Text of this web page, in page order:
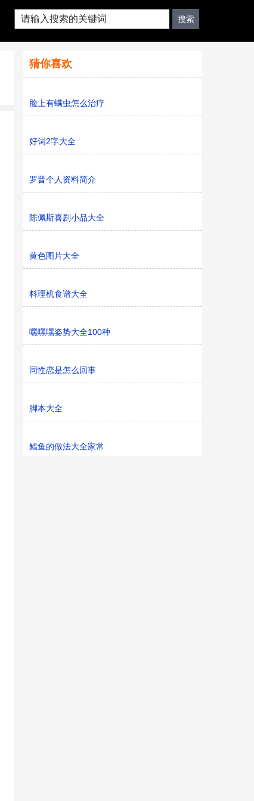
猜你喜欢
脸上有螨虫怎么治疗
好词2字大全
罗晋个人资料简介
陈佩斯喜剧小品大全
黄色图片大全
料理机食谱大全
嘿嘿嘿姿势大全100种
同性恋是怎么回事
脚本大全
鳕鱼的做法大全家常